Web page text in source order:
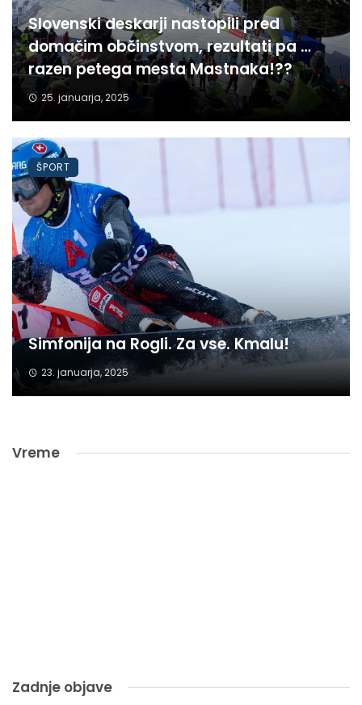
Slovenski deskarji nastopili pred
domačim občinstvom, rezultati pa …
razen petega mesta Mastnaka!??
25. januarja, 2025
Simfonija na Rogli. Za vse. Kmalu!
23. januarja, 2025
ŠPORT
Vreme
Zadnje objave